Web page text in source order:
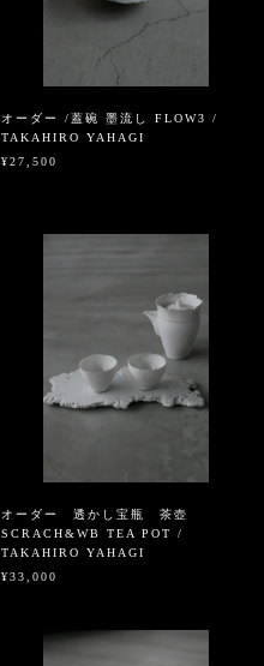
オーダー /蓋碗 墨流し FLOW3 /
TAKAHIRO YAHAGI
¥27,500
オーダー 透かし宝瓶 茶壺
SCRACH&WB TEA POT /
TAKAHIRO YAHAGI
¥33,000